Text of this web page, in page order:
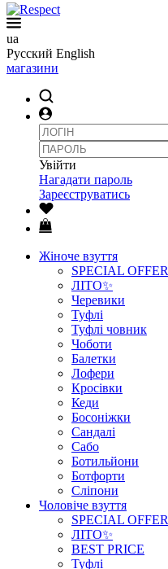
ua
Русский English
магазини
Увійти
Нагадати пароль
Зареєструватись
Жіноче взуття
SPECIAL OFFER
ЛІТО✨
Черевики
Туфлі
Туфлі човник
Чоботи
Балетки
Лофери
Кросівки
Кеди
Босоніжки
Сандалі
Сабо
Ботильйони
Ботфорти
Сліпони
Чоловіче взуття
SPECIAL OFFER
ЛІТО✨
BEST PRICE
Туфлі